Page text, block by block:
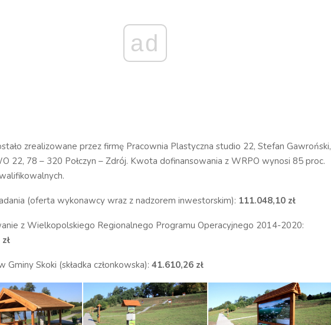
ad
zrealizowane przez firmę Pracownia Plastyczna studio 22, Stefan Gawroński,
22, 78 – 320 Połczyn – Zdrój. Kwota dofinansowania z WRPO wynosi 85 proc.
(oferta wykonawcy wraz z nadzorem inwestorskim): 111.048,10 zł
z Wielkopolskiego Regionalnego Programu Operacyjnego 2014-2020:
Gminy Skoki (składka członkowska): 41.610,26 zł